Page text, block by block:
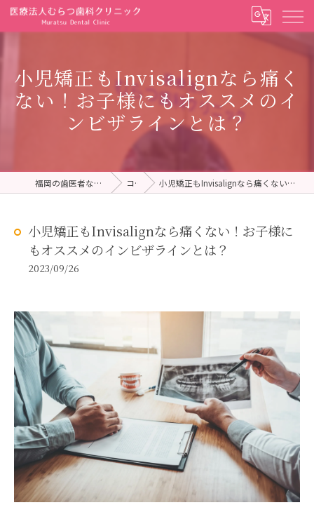
小児矯正もInvisalignなら痛く
ない！お子様にもオススメのイ
ンビザラインとは？
福岡の歯医者ならむらつ歯科クリニック コラム 小児矯正もInvisalignなら痛くない！お子様にもオススメのインビザラインとは？
小児矯正もInvisalignなら痛くない！お子様に
もオススメのインビザラインとは？
2023/09/26